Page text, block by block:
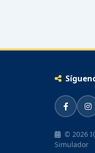
© 2026
Simulador